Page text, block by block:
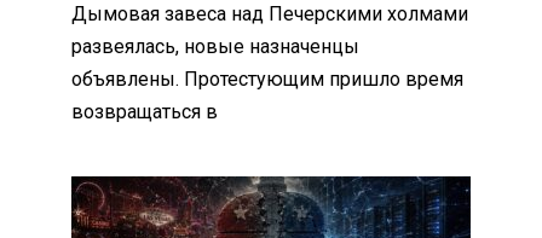
Дымовая завеса над Печерскими холмами
развеялась, новые назначенцы
объявлены. Протестующим пришло время
возвращаться в